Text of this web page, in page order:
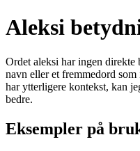
Aleksi
Ordet aleksi har ingen
navn eller et fremmedord
har ytterligere kontekst, kan
bedre.
Eksempler på